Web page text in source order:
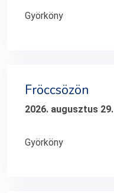
Györköny
Fröccsözön
2026. augusztus 29.
Györköny